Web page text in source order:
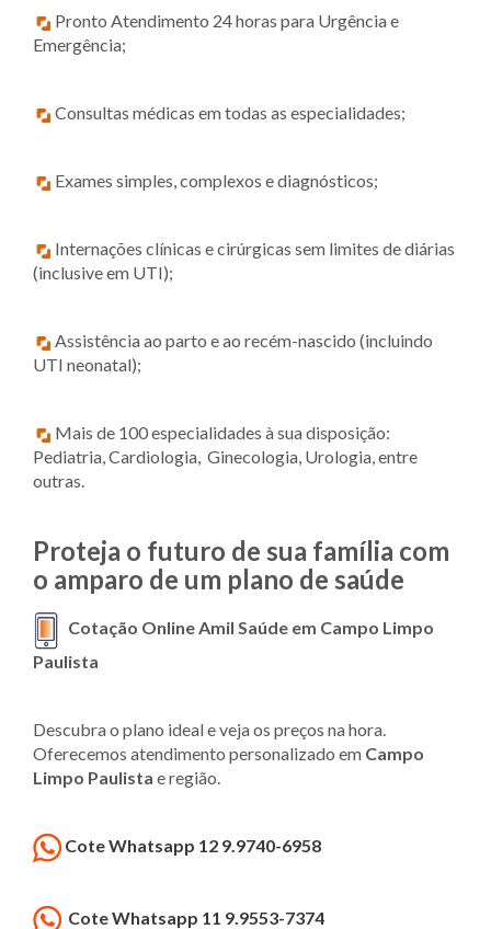
Pronto Atendimento 24 horas para Urgência e
Emergência;
Consultas médicas em todas as especialidades;
Exames simples, complexos e diagnósticos;
Internações clínicas e cirúrgicas sem limites de diárias
(inclusive em UTI);
Assistência ao parto e ao recém-nascido (incluindo
UTI neonatal);
Mais de 100 especialidades à sua disposição:
Pediatria, Cardiologia, Ginecologia, Urologia, entre
outras.
Proteja o futuro de sua família com
o amparo de um plano de saúde
Cotação Online Amil Saúde em Campo Limpo
Paulista
Descubra o plano ideal e veja os preços na hora.
Oferecemos atendimento personalizado em Campo
Limpo Paulista e região.
Cote Whatsapp 12 9.9740-6958
Cote Whatsapp 11 9.9553-7374